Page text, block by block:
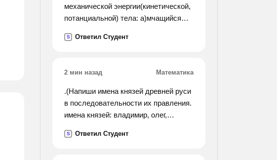
механической энергии(кинетической,
потанциальной) тела: а)мчащийся
пружина; г)подвешанная к потолку
S Ответил Студент
2 мин назад Математика
.(Напиши имена князей древней руси
в последовательности их правления.
имена князей: владимир, олег,
правители древней руси - до 18.).
S Ответил Студент